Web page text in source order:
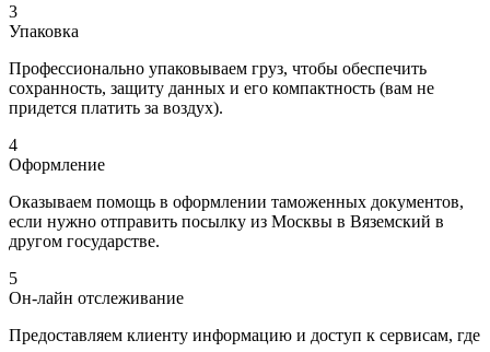
3
Упаковка
Профессионально упаковываем груз, чтобы обеспечить
сохранность, защиту данных и его компактность (вам не
придется платить за воздух).
4
Оформление
Оказываем помощь в оформлении таможенных документов,
если нужно отправить посылку из Москвы в Вяземский в
другом государстве.
5
Он-лайн отслеживание
Предоставляем клиенту информацию и доступ к сервисам, где